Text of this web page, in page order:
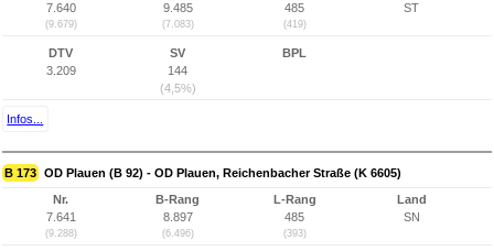
7.640
(9.679)
9.485
(7.083)
485
(419)
ST
DTV
3.209
SV
144
(4,5%)
BPL
Infos...
B 173 OD Plauen (B 92) - OD Plauen, Reichenbacher Straße (K 6605)
Nr.
7.641
(9.288)
B-Rang
8.897
(6.496)
L-Rang
485
(393)
Land
SN